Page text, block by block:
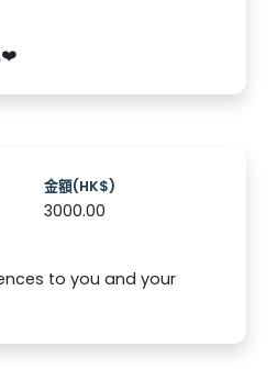
❤️
金額(HK$)
3000.00
to you and your